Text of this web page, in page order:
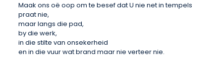
Maak ons oë oop om te besef dat U nie net in tempels
praat nie,
maar langs die pad,
by die werk,
in die stilte van onsekerheid
en in die vuur wat brand maar nie verteer nie.